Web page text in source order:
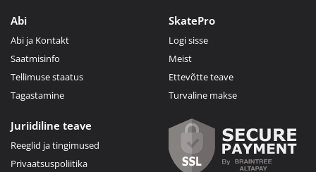
Abi
Abi ja Kontakt
Saatmisinfo
Tellimuse staatus
Tagastamine
SkatePro
Logi sisse
Meist
Ettevõtte teave
Turvaline makse
Juriidiline teave
Reeglid ja tingimused
Privaatsuspoliitika